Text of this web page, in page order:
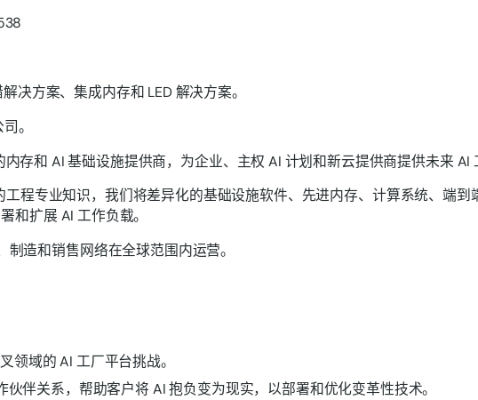
决方案、集成内存和 LED 解决方案。
。
存和 AI 基础设施提供商，为企业、主权 AI 计划和新云提供商提供未来 AI
程专业知识，我们将差异化的基础设施软件、先进内存、计算系统、端
和扩展 AI 工作负载。
造和销售网络在全球范围内运营。
领域的 AI 工厂平台挑战。
伴关系，帮助客户将 AI 抱负变为现实，以部署和优化变革性技术。